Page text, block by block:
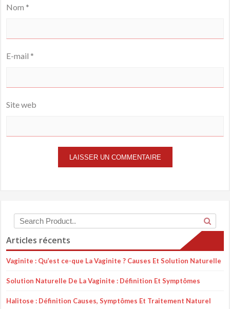
Nom *
E-mail *
Site web
Articles récents
Vaginite : Qu’est ce-que La Vaginite ? Causes Et Solution Naturelle
Solution Naturelle De La Vaginite : Définition Et Symptômes
Halitose : Définition Causes, Symptômes Et Traitement Naturel